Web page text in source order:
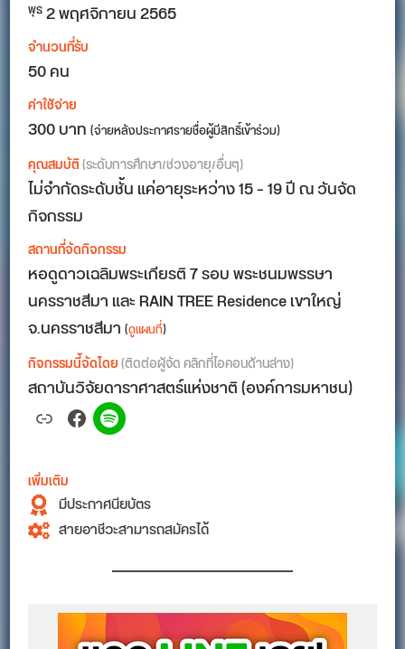
พุธ2 พฤศจิกายน 2565
จำนวนที่รับ
50 คน
ค่าใช้จ่าย
300 บาท(จ่ายหลังประกาศรายชื่อผู้มีสิทธิ์เข้าร่วม)
คุณสมบัติ(ระดับการศึกษา/ช่วงอายุ/อื่นๆ)
ไม่จำกัดระดับชั้น แค่อายุระหว่าง 15 – 19 ปี ณ วันจัด
กิจกรรม
สถานที่จัดกิจกรรม
หอดูดาวเฉลิมพระเกียรติ 7 รอบ พระชนมพรรษา
นครราชสีมา และ RAIN TREE Residence เขาใหญ่
จ.นครราชสีมา(ดูแผนที่)
กิจกรรมนี้จัดโดย(ติดต่อผู้จัด คลิกที่ไอคอนด้านล่าง)
สถาบันวิจัยดาราศาสตร์แห่งชาติ (องค์การมหาชน)
LinkFacebook
Spotify
เพิ่มเติม
มีประกาศนียบัตร
สายอาชีวะสามารถสมัครได้